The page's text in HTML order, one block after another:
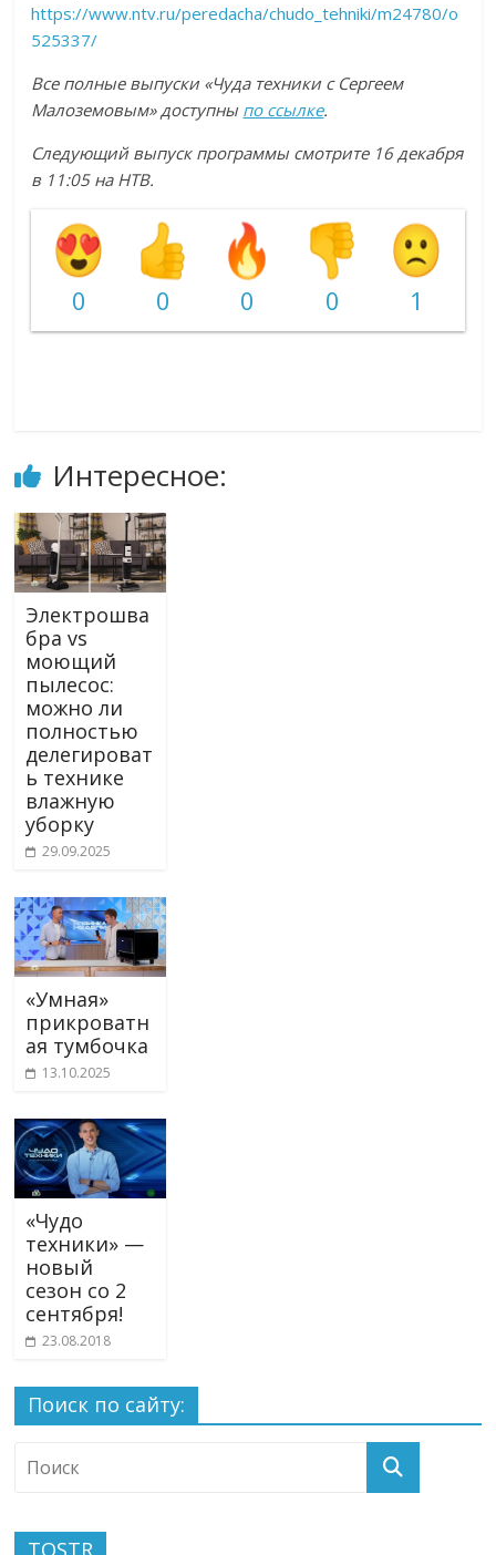
https://www.ntv.ru/peredacha/chudo_tehniki/m24780/o
525337/
Все полные выпуски «Чуда техники с Сергеем
Малоземовым» доступны по ссылке.
Следующий выпуск программы смотрите 16 декабря
в 11:05 на НТВ.
0 0 0 0 1
Интересное:
Электрошва
бра vs
моющий
пылесос:
можно ли
полностью
делегироват
ь технике
влажную
уборку
29.09.2025
«Умная»
прикроватн
ая тумбочка
13.10.2025
«Чудо
техники» —
новый
сезон со 2
сентября!
23.08.2018
Поиск по сайту:
TOSTR